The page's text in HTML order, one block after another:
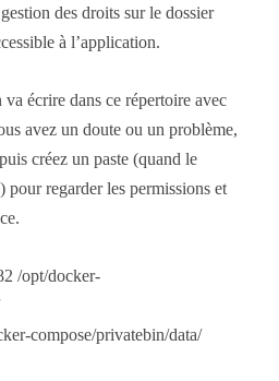
des droits sur le dossier
à l’application.
écrire dans ce répertoire avec
avez un doute ou un problème,
créez un paste (quand le
pour regarder les permissions et
/opt/docker-
compose/privatebin/data/